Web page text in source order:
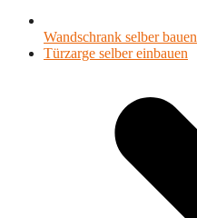
Wandschrank selber bauen
Nächster
Türzarge selber einbauen